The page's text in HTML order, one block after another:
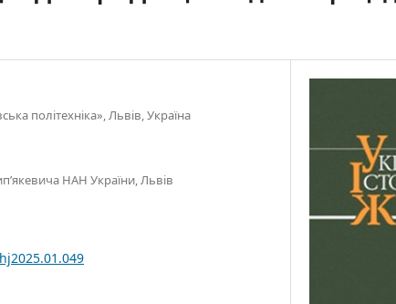
політехніка», Львів, Україна
НАН України, Львів